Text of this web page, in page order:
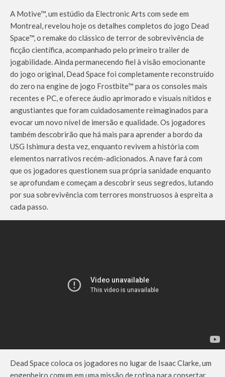
A Motive™, um estúdio da Electronic Arts com sede em
Montreal, revelou hoje os detalhes completos do jogo Dead
Space™, o remake do clássico de terror de sobrevivência de
ficção científica, acompanhado pelo primeiro trailer de
jogabilidade. Ainda permanecendo fiel à visão emocionante
do jogo original, Dead Space foi completamente reconstruído
do zero na engine de jogo Frostbite™ para os consoles mais
recentes e PC, e oferece áudio aprimorado e visuais nítidos e
angustiantes que foram cuidadosamente reimaginados para
evocar um novo nível de imersão e qualidade. Os jogadores
também descobrirão que há mais para aprender a bordo da
USG Ishimura desta vez, enquanto revivem a história com
elementos narrativos recém-adicionados. A nave fará com
que os jogadores questionem sua própria sanidade enquanto
se aprofundam e começam a descobrir seus segredos, lutando
por sua sobrevivência com terrores monstruosos à espreita a
cada passo.
Dead Space coloca os jogadores no lugar de Isaac Clarke, um